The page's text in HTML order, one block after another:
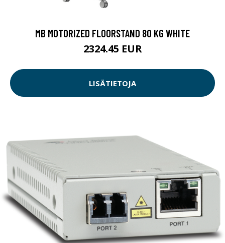
MB MOTORIZED FLOORSTAND 80 KG WHITE
2324.45 EUR
LISÄTIETOJA